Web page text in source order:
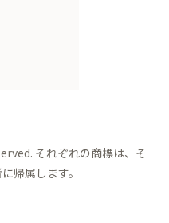
それぞれの商標は、そ
帰属します。